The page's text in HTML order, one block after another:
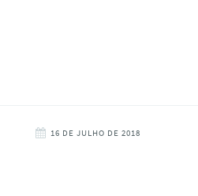
16 DE JULHO DE 2018